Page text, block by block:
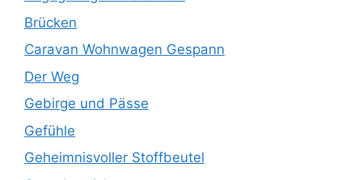
Brücken
Caravan Wohnwagen Gespann
Der Weg
Gebirge und Pässe
Gefühle
Geheimnisvoller Stoffbeutel